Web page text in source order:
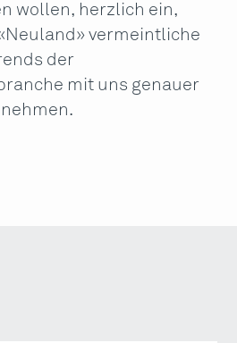
wollen, herzlich ein,
vermeintliche
der
mit uns genauer